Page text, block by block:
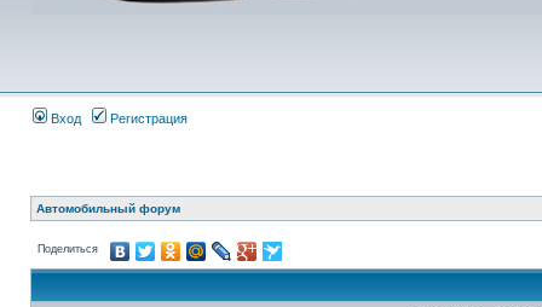
Вход Регистрация
Автомобильный форум
Поделиться